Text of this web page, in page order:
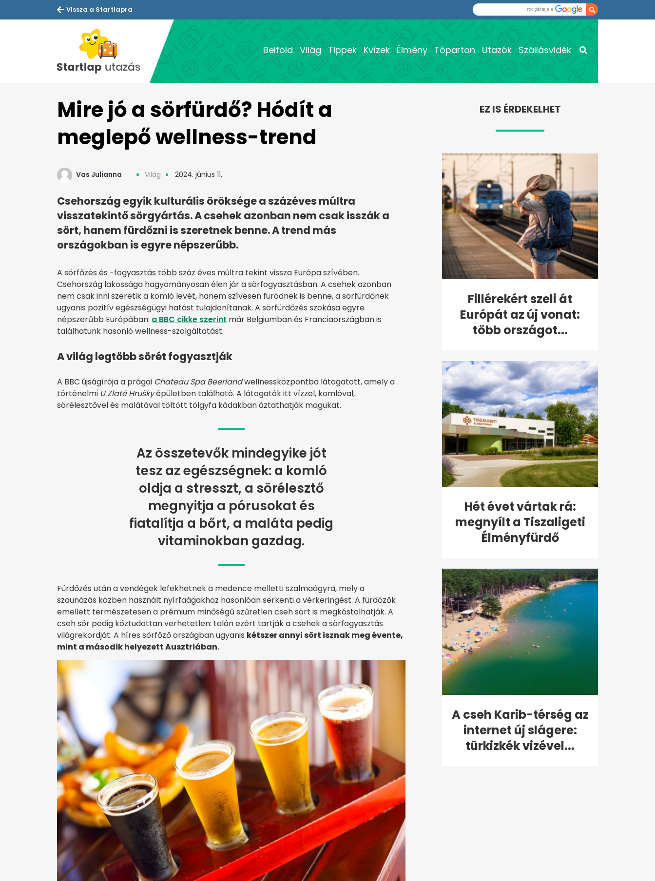
Vissza a Startlapra
Belföld Világ Tippek Kvízek Élmény Tóparton Utazók Szállásvidék
Mire jó a sörfürdő? Hódít a
meglepő wellness-trend
Vas Julianna Világ 2024. június 11.
Csehország egyik kulturális öröksége a százéves múltra
visszatekintő sörgyártás. A csehek azonban nem csak isszák a
sört, hanem fürdőzni is szeretnek benne. A trend más
országokban is egyre népszerűbb.
A sörfőzés és -fogyasztás több száz éves múltra tekint vissza Európa szívében.
Csehország lakossága hagyományosan élen jár a sörfogyasztásban. A csehek azonban
nem csak inni szeretik a komló levét, hanem szívesen fürödnek is benne, a sörfürdőnek
ugyanis pozitív egészségügyi hatást tulajdonítanak. A sörfürdőzés szokása egyre
népszerűbb Európában: a BBC cikke szerint már Belgiumban és Franciaországban is
találhatunk hasonló wellness-szolgáltatást.
A világ legtöbb sörét fogyasztják
A BBC újságírója a prágai Chateau Spa Beerlandwellnessközpontba látogatott, amely a
történelmi U Zlaté Hruškyépületben található. A látogatók itt vízzel, komlóval,
sörélesztővel és malátával töltött tölgyfa kádakban áztathatják magukat.
Az összetevők mindegyike jót
tesz az egészségnek: a komló
oldja a stresszt, a sörélesztő
megnyitja a pórusokat és
fiatalítja a bőrt, a maláta pedig
vitaminokban gazdag.
Fürdőzés után a vendégek lefekhetnek a medence melletti szalmaágyra, mely a
szaunázás közben használt nyírfaágakhoz hasonlóan serkenti a vérkeringést. A fürdőzők
emellett természetesen a prémium minőségű szűretlen cseh sört is megkóstolhatják. A
cseh sör pedig köztudottan verhetetlen: talán ezért tartják a csehek a sörfogyasztás
világrekordját. A híres sörfőző országban ugyanis kétszer annyi sört isznak meg évente,
mint a második helyezett Ausztriában.
EZ IS ÉRDEKELHET
Fillérekért szeli át
Európát az új vonat:
több országot...
Hét évet vártak rá:
megnyílt a Tiszaligeti
Élményfürdő
A cseh Karib-térség az
internet új slágere:
türkizkék vizével...